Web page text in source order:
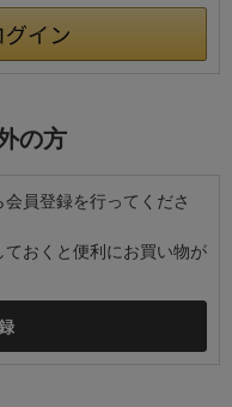
の方
員登録を行ってくださ
ておくと便利にお買い物が